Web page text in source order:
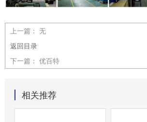
上一篇： 无
返回目录
下一篇： 优百特
相关推荐